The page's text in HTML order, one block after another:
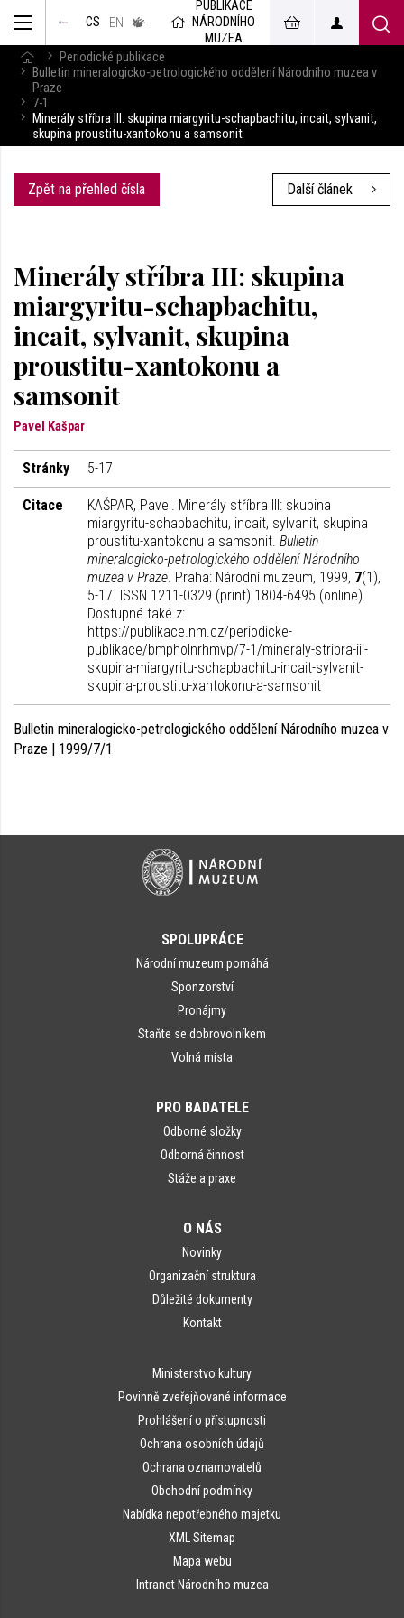
CS EN
v českém
jazyce
PUBLIKACE
NÁRODNÍHO
MUZEA
Periodické publikace
Bulletin mineralogicko-petrologického oddělení Národního muzea v
Praze
7-1
Minerály stříbra III: skupina miargyritu-schapbachitu, incait, sylvanit,
skupina proustitu-xantokonu a samsonit
Zpět na přehled čísla Další článek
Minerály stříbra III: skupina
miargyritu-schapbachitu,
incait, sylvanit, skupina
proustitu-xantokonu a
samsonit
Pavel Kašpar
Stránky 5-17
Citace
KAŠPAR, Pavel. Minerály stříbra III: skupina
miargyritu-schapbachitu, incait, sylvanit, skupina
proustitu-xantokonu a samsonit. Bulletin
mineralogicko-petrologického oddělení Národního
muzea v Praze. Praha: Národní muzeum, 1999, 7(1),
5-17. ISSN 1211-0329 (print) 1804-6495 (online).
Dostupné také z:
https://publikace.nm.cz/periodicke-
publikace/bmpholnrhmvp/7-1/mineraly-stribra-iii-
skupina-miargyritu-schapbachitu-incait-sylvanit-
skupina-proustitu-xantokonu-a-samsonit
Bulletin mineralogicko-petrologického oddělení Národního muzea v
Praze | 1999/7/1
SPOLUPRÁCE
Národní muzeum pomáhá
Sponzorství
Pronájmy
Staňte se dobrovolníkem
Volná místa
PRO BADATELE
Odborné složky
Odborná činnost
Stáže a praxe
O NÁS
Novinky
Organizační struktura
Důležité dokumenty
Kontakt
Ministerstvo kultury
Povinně zveřejňované informace
Prohlášení o přístupnosti
Ochrana osobních údajů
Ochrana oznamovatelů
Obchodní podmínky
Nabídka nepotřebného majetku
XML Sitemap
Mapa webu
Intranet Národního muzea